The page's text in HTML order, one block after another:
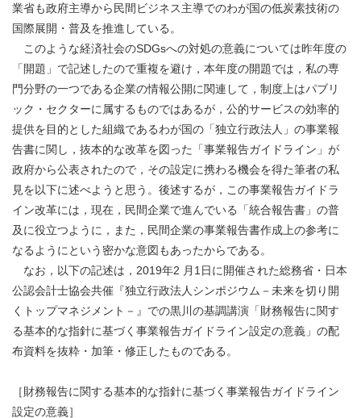
業省も政府主導から民間ビジネス主導でのわが国の低炭素技術の
国際展開・普及を推進している。
このような経済社会のSDGsへの対処の意義については昨年度の
「開題」で記述したので重複を避け，本年度の開題では，私の専
門分野の一つである企業の情報公開に関連して，制度上はパブリ
ック・セクターに属するものではあるが，公的サービスの効率的
提供を目的とした組織であるわが国の「独立行政法人」の事業報
告書に関し，抜本的な改革を図った「事業報告ガイドライン」が
政府から公表されたので，その設定に携わる機会を得た筆者の私
見を以下に述べようと思う。後述するが，この事業報告ガイドラ
イン改革には，現在，民間企業で進んでいる「統合報告書」の普
及に役立つように，また，民間企業の事業報告書作成上の参考に
なるようにという密かな意図もあったからである。
なお，以下の記述は，2019年2 月1日に開催された総務省・日本
公認会計士協会共催『独立行政法人シンポジウム－未来を切り開
くトップマネジメント－』での黒川の基調講演「財務報告に関す
る基本的な指針に基づく事業報告ガイドライン設定の意義」の配
布資料を抜粋・加筆・修正したものである。
［財務報告に関する基本的な指針に基づく事業報告ガイドライン
設定の意義］